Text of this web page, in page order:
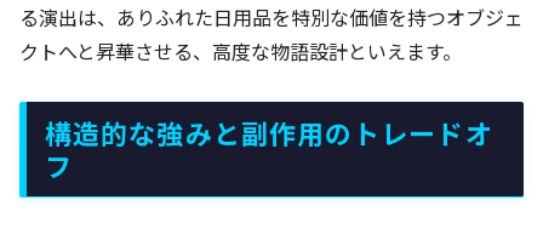
る演出は、ありふれた日用品を特別な価値を持つオブジェ
クトへと昇華させる、高度な物語設計といえます。
構造的な強みと副作用のトレードオ
フ